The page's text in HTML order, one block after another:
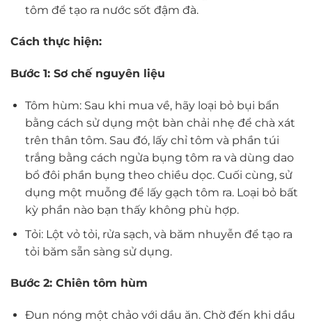
tôm để tạo ra nước sốt đậm đà.
Cách thực hiện:
Bước 1: Sơ chế nguyên liệu
Tôm hùm: Sau khi mua về, hãy loại bỏ bụi bẩn
bằng cách sử dụng một bàn chải nhẹ để chà xát
trên thân tôm. Sau đó, lấy chỉ tôm và phần túi
trắng bằng cách ngửa bụng tôm ra và dùng dao
bổ đôi phần bụng theo chiều dọc. Cuối cùng, sử
dụng một muỗng để lấy gạch tôm ra. Loại bỏ bất
kỳ phần nào bạn thấy không phù hợp.
Tỏi: Lột vỏ tỏi, rửa sạch, và băm nhuyễn để tạo ra
tỏi băm sẵn sàng sử dụng.
Bước 2: Chiên tôm hùm
Đun nóng một chảo với dầu ăn. Chờ đến khi dầu